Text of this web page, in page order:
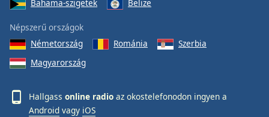
Bahama-szigetek
Belize
Népszerű országok
Németország
Románia
Szerbia
Magyarország
Hallgass online radio az okostelefonodon ingyen a
Android vagy iOS